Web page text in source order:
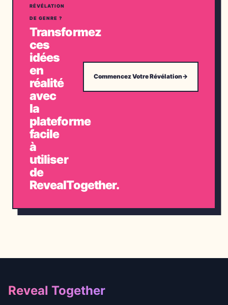
RÉVÉLATION
DE GENRE ?
Transformez
ces
idées
en
réalité
avec
la
plateforme
facile
à
utiliser
de
RevealTogether.
Commencez Votre Révélation→
Footer
Reveal Together